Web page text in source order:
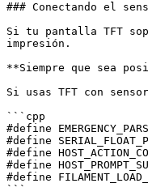
### Conectando el
Si tu pantalla TFT
impresión.
**Siempre que sea
Si usas TFT con
```cpp
#define
#define
#define
#define
#define
```